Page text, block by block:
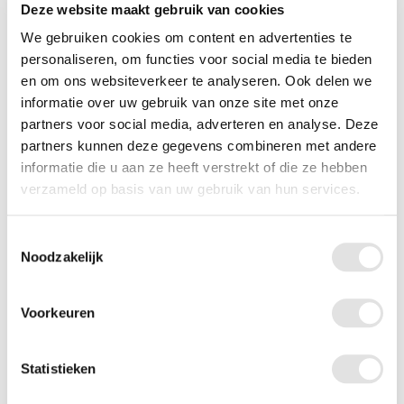
Deze website maakt gebruik van cookies
We gebruiken cookies om content en advertenties te
personaliseren, om functies voor social media te bieden
en om ons websiteverkeer te analyseren. Ook delen we
informatie over uw gebruik van onze site met onze
partners voor social media, adverteren en analyse. Deze
partners kunnen deze gegevens combineren met andere
informatie die u aan ze heeft verstrekt of die ze hebben
verzameld op basis van uw gebruik van hun services.
Noodzakelijk
Voorkeuren
Statistieken
Open de klittenbandsluiting en zorg dat de veters
los komen te zitten, zodat je met je hand en pols
door de brace kan komen.
Trek de veters strak en wikkel de band om de
brace. Zorg ervoor dat er comfortabele
compressie ontstaat. Let erop dat de brace niet
te strak zit. Te veel compressie kan een
Deze kunnen alleen geretourneerd worden indien